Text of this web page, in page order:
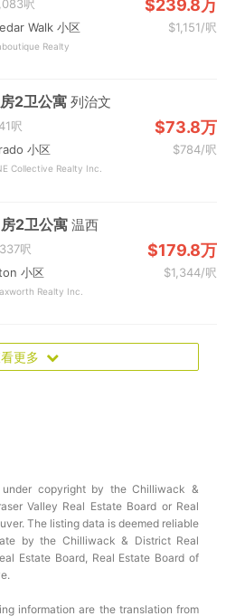
呎 $239.8万
Walk 小区 $1,151/呎
Realty
2卫公寓列治文
呎 $73.8万
小区 $784/呎
Collective Realty Inc.
2卫公寓温西
呎 $179.8万
小区 $1,344/呎
Realty Inc.
更多
copyright by the Chilliwack &
Valley Real Estate Board or Real
The listing data is deemed reliable
by the Chilliwack & District Real
Estate Board, Real Estate Board of
information are the translation from